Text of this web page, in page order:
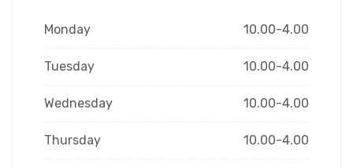
Monday 10.00-4.00
Tuesday 10.00-4.00
Wednesday 10.00-4.00
Thursday 10.00-4.00